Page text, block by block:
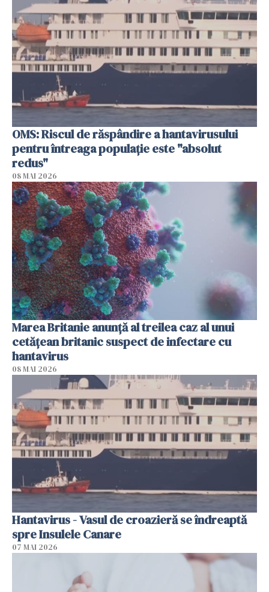
OMS: Riscul de răspândire a hantavirusului
pentru întreaga populaţie este "absolut
redus"
08 MAI 2026
Marea Britanie anunţă al treilea caz al unui
cetăţean britanic suspect de infectare cu
hantavirus
08 MAI 2026
Hantavirus - Vasul de croazieră se îndreaptă
spre Insulele Canare
07 MAI 2026